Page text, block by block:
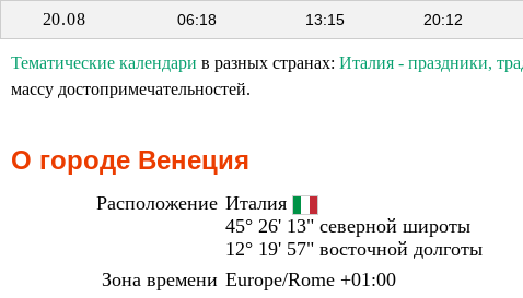
20.08 06:18 13:15 20:12
Тематические календари в разных странах: Италия - праздники,
массу достопримечательностей.
О городе Венеция
Расположение Италия
45° 26' 13" северной широты
12° 19' 57" восточной долготы
Зона времени Europe/Rome +01:00